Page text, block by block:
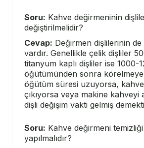
Soru: Kahve değirmeninin
değiştirilmelidir?
Cevap: Değirmen dişlilerinin
vardır. Genellikle çelik dişliler
titanyum kaplı dişliler ise 1000-
öğütümünden sonra
öğütüm süresi uzuyorsa,
çıkıyorsa veya makine kahveyi
dişli değişim vakti gelmiş
Soru: Kahve değirmeni temizliği
yapılmalıdır?